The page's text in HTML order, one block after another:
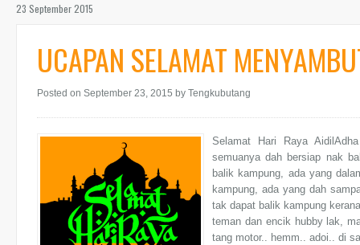
23 September 2015
UCAPAN SELAMAT
Posted on September 23, 2015 by Tengkubutang
Selamat Hari Raya
semuanya dah bersiap nak
balik kampung, ada yang
kampung, ada yang dah
tak dapat balik kampung
teman dan encik hubby lak,
tang motor.. hemm.. adoi.. di